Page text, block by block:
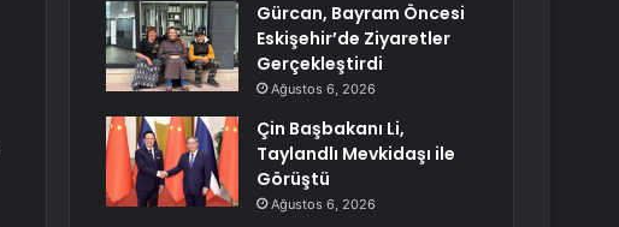
Gürcan, Bayram Öncesi
Eskişehir’de Ziyaretler
Gerçekleştirdi
Ağustos 6, 2026
Çin Başbakanı Li,
Taylandlı Mevkidaşı ile
Görüştü
Ağustos 6, 2026